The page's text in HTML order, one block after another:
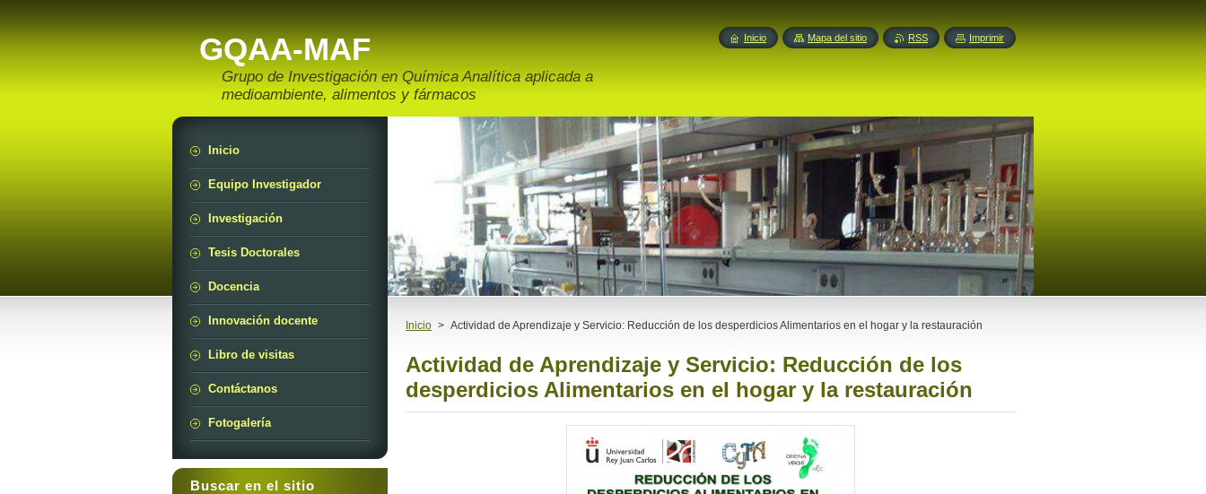
GQAA-MAF
Grupo de Investigación en Química Analítica aplicada a
medioambiente, alimentos y fármacos
Inicio > Actividad de Aprendizaje y Servicio: Reducción de los desperdicios Alimentarios en el hogar y la restauración
Actividad de Aprendizaje y Servicio: Reducción de los
desperdicios Alimentarios en el hogar y la restauración
Inicio
Equipo Investigador
Investigación
Tesis Doctorales
Docencia
Innovación docente
Libro de visitas
Contáctanos
Fotogalería
Buscar en el sitio
Inicio Mapa del sitio RSS Imprimir